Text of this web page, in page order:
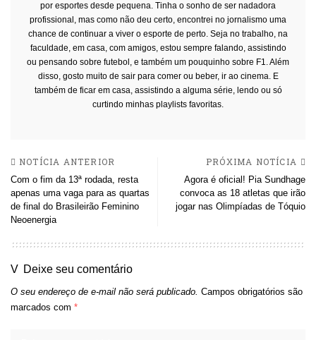
por esportes desde pequena. Tinha o sonho de ser nadadora
profissional, mas como não deu certo, encontrei no jornalismo uma
chance de continuar a viver o esporte de perto. Seja no trabalho, na
faculdade, em casa, com amigos, estou sempre falando, assistindo
ou pensando sobre futebol, e também um pouquinho sobre F1. Além
disso, gosto muito de sair para comer ou beber, ir ao cinema. E
também de ficar em casa, assistindo a alguma série, lendo ou só
curtindo minhas playlists favoritas.
NOTÍCIA ANTERIOR
Com o fim da 13ª rodada, resta
apenas uma vaga para as quartas
de final do Brasileirão Feminino
Neoenergia
PRÓXIMA NOTÍCIA
Agora é oficial! Pia Sundhage
convoca as 18 atletas que irão
jogar nas Olimpíadas de Tóquio
Deixe seu comentário
O seu endereço de e-mail não será publicado. Campos obrigatórios são
marcados com *